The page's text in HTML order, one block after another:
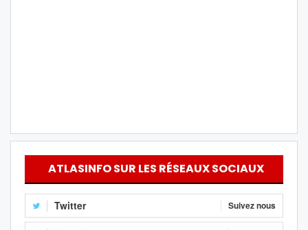
ATLASINFO SUR LES RÉSEAUX SOCIAUX
Twitter Suivez nous